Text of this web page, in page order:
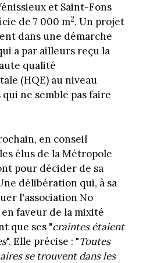
et Saint-Fons
de 7 000 m2. Un projet
dans une démarche
a par ailleurs reçu la
qualité
(HQE) au niveau
ne semble pas faire
en conseil
élus de la Métropole
pour décider de sa
délibération qui, à sa
l'association No
faveur de la mixité
que ses "craintes étaient
". Elle précise : "Toutes
se trouvent dans les